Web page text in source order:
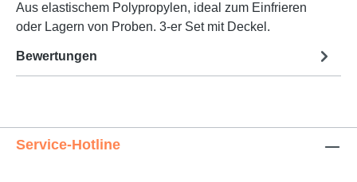
Aus elastischem Polypropylen, ideal zum Einfrieren
oder Lagern von Proben. 3-er Set mit Deckel.
Bewertungen
Service-Hotline